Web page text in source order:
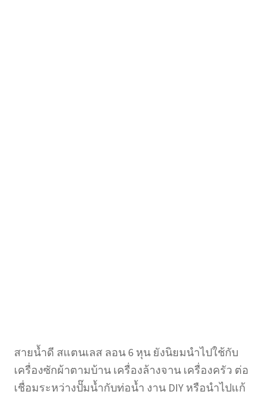
สายน้ำดี สแตนเลส ลอน 6 หุน ยังนิยมนำไปใช้กับ
เครื่องซักผ้าตามบ้าน เครื่องล้างจาน เครื่องครัว ต่อ
เชื่อมระหว่างปั๊มน้ำกับท่อน้ำ งาน DIY หรือนำไปแก้